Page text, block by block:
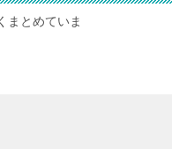
まとめていま